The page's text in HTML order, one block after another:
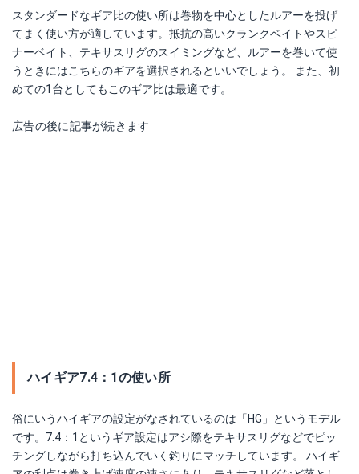
スタンダードなギア比の使い所は巻物を中心としたルアーを投げ
てまく使い方が適しています。抵抗の高いクランクベイトやスピ
ナーベイト、テキサスリグのスイミングなど、ルアーを巻いて使
うときにはこちらのギアを選択されるといいでしょう。 また、初
めての1台としてもこのギア比は最適です。
広告の後に記事が続きます
ハイギア7.4：1の使い所
俗にいうハイギアの設定がなされているのは「HG」というモデル
です。7.4：1というギア設定はアシ際をテキサスリグなどでピッ
チングしながら打ち込んでいく釣りにマッチしています。 ハイギ